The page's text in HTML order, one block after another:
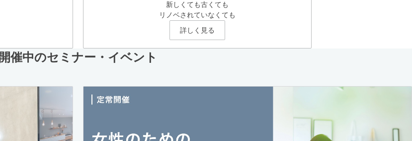
新しくても古くても
リノベされていなくても
詳しく見る
開催中のセミナー・イベント